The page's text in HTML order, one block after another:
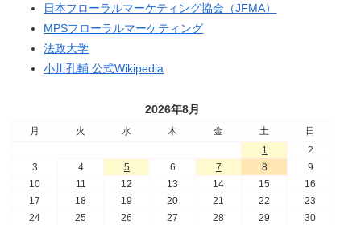
日本フローラルマーケティング協会（JFMA）
MPSフローラルマーケティング
法政大学
小川孔輔 公式Wikipedia
2026年8月
月 火 水 木 金 土
日
1
2
3
4 5 6 7 8
9
10
11 12 13 14 15
16
17
18 19 20 21 22
23
24
25 26 27 28 29 30